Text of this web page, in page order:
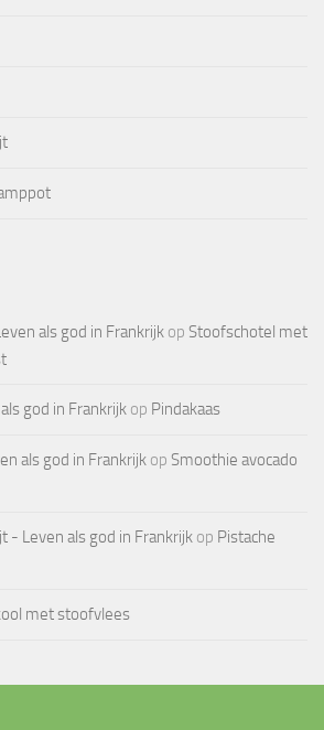
als god in Frankrijk op Stoofschotel met
god in Frankrijk op Pindakaas
als god in Frankrijk op Smoothie avocado
- Leven als god in Frankrijk op Pistache
met stoofvlees